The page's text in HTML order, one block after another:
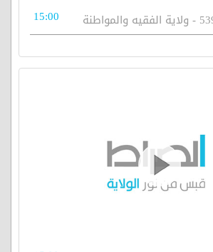
15:00